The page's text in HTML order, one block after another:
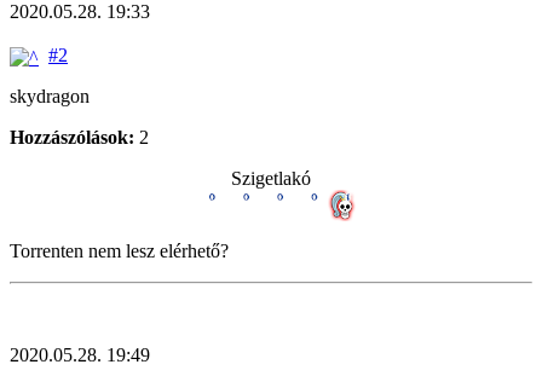
2020.05.28. 19:33
#2
skydragon
Hozzászólások: 2
Szigetlakó
Torrenten nem lesz elérhető?
2020.05.28. 19:49